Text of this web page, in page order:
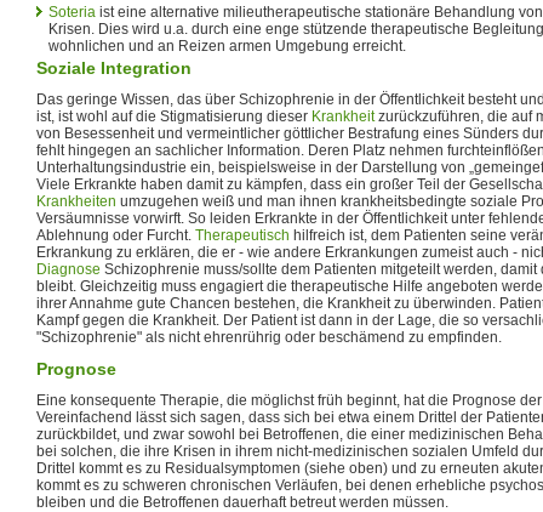
Soteria ist eine alternative milieutherapeutische stationäre Behandlung
Krisen. Dies wird u.a. durch eine enge stützende therapeutische
wohnlichen und an Reizen armen Umgebung erreicht.
Soziale Integration
Das geringe Wissen, das über Schizophrenie in der Öffentlichkeit besteht
ist, ist wohl auf die Stigmatisierung dieser Krankheitzurückzuführen, die auf
von Besessenheit und vermeintlicher göttlicher Bestrafung eines Sünders
fehlt hingegen an sachlicher Information. Deren Platz nehmen
Unterhaltungsindustrie ein, beispielsweise in der Darstellung von
Viele Erkrankte haben damit zu kämpfen, dass ein großer Teil der
Krankheiten umzugehen weiß und man ihnen krankheitsbedingte soziale
Versäumnisse vorwirft. So leiden Erkrankte in der Öffentlichkeit unter
Ablehnung oder Furcht. Therapeutisch hilfreich ist, dem Patienten seine
Erkrankung zu erklären, die er - wie andere Erkrankungen zumeist auch -
Diagnose Schizophrenie muss/sollte dem Patienten mitgeteilt werden,
bleibt. Gleichzeitig muss engagiert die therapeutische Hilfe angeboten
ihrer Annahme gute Chancen bestehen, die Krankheit zu überwinden.
Kampf gegen die Krankheit. Der Patient ist dann in der Lage, die so
"Schizophrenie" als nicht ehrenrührig oder beschämend zu empfinden.
Prognose
Eine konsequente Therapie, die möglichst früh beginnt, hat die Prognose
Vereinfachend lässt sich sagen, dass sich bei etwa einem Drittel der
zurückbildet, und zwar sowohl bei Betroffenen, die einer medizinischen
bei solchen, die ihre Krisen in ihrem nicht-medizinischen sozialen Umfeld
Drittel kommt es zu Residualsymptomen (siehe oben) und zu erneuten
kommt es zu schweren chronischen Verläufen, bei denen erhebliche
bleiben und die Betroffenen dauerhaft betreut werden müssen.